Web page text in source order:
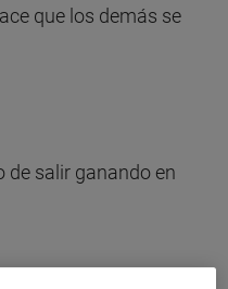
que los demás se
de salir ganando en